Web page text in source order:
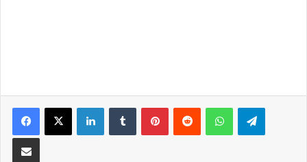
LinkedInTumblrPinterestReddit WhatsApp
Partilhar Via Email